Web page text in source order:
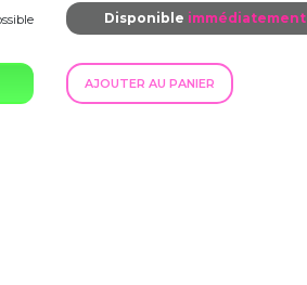
Disponible immédiatement
AJOUTER AU PANIER